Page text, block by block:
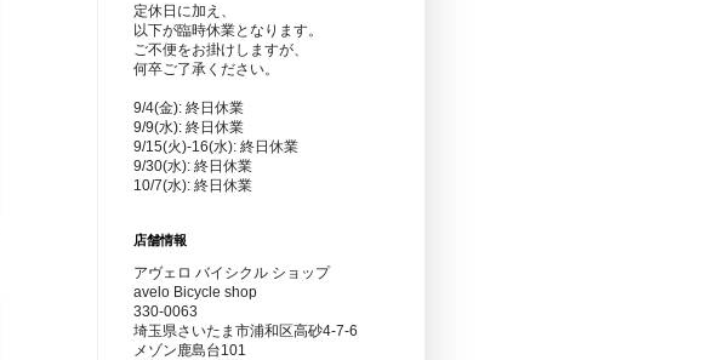
定休日に加え、
以下が臨時休業となります。
ご不便をお掛けしますが、
何卒ご了承ください。
9/4(金): 終日休業
9/9(水): 終日休業
9/15(火)-16(水): 終日休業
9/30(水): 終日休業
10/7(水): 終日休業
店舗情報
アヴェロ バイシクル ショップ
avelo Bicycle shop
330-0063
埼玉県さいたま市浦和区高砂4-7-6
メゾン鹿島台101